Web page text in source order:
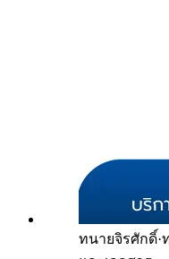
ทนายจิรศักดิ์·